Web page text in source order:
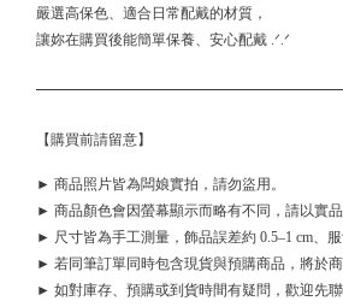
嚴選高保色、適合日常配戴的材質，
讓妳在購買後能簡單保養、安心配戴 .ᐟ.ᐟ
【購買前請留意】
► 商品照片皆為闆娘實拍，請勿盜用。
► 商品顏色會因螢幕顯示而略有不同，請以實品
► 尺寸皆為手工測量，飾品誤差約 0.5–1 cm、
► 若同筆訂單同時包含現貨與預購商品，將於商
► 如對庫存、預購或到貨時間有疑問，歡迎先聯